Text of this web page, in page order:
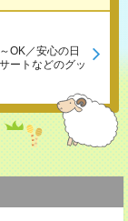
OK／安心の日
ートなどのグッ